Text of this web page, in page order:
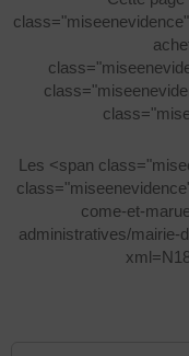
Les <span
come-et-
administratives/mairie-